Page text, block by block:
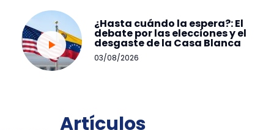
¿Hasta cuándo la espera?: El
debate por las elecciones y el
desgaste de la Casa Blanca
03/08/2026
Artículos